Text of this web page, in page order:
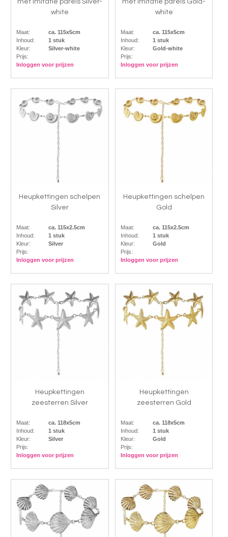
met imitatie parels Silver-
white
Maat:
ca. 115x5cm
Inhoud:
1 stuk
Kleur:
Silver-white
Prijs:
Inloggen voor prijzen
met imitatie parels Gold-
white
Maat:
ca. 115x5cm
Inhoud:
1 stuk
Kleur:
Gold-white
Prijs:
Inloggen voor prijzen
Heupkettingen schelpen
Silver
Maat:
ca. 115x2.5cm
Inhoud:
1 stuk
Kleur:
Silver
Prijs:
Inloggen voor prijzen
Heupkettingen schelpen
Gold
Maat:
ca. 115x2.5cm
Inhoud:
1 stuk
Kleur:
Gold
Prijs:
Inloggen voor prijzen
Heupkettingen
zeesterren Silver
Maat:
ca. 118x5cm
Inhoud:
1 stuk
Kleur:
Silver
Prijs:
Inloggen voor prijzen
Heupkettingen
zeesterren Gold
Maat:
ca. 118x5cm
Inhoud:
1 stuk
Kleur:
Gold
Prijs:
Inloggen voor prijzen